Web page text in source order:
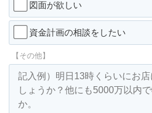
図面が欲しい
資金計画の相談をしたい
【その他】